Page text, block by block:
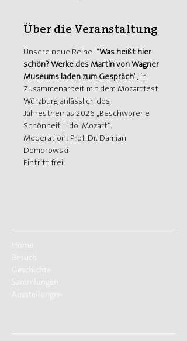
Über die Veranstaltung
Unsere neue Reihe: "Was heißt hier
schön? Werke des Martin von Wagner
Museums laden zum Gespräch", in
Zusammenarbeit mit dem Mozartfest
Würzburg anlässlich des
Jahresthemas 2026 „Beschworene
Schönheit | Idol Mozart“.
Moderation: Prof. Dr. Damian
Dombrowski
Eintritt frei.
Home
Besuch
Geschichte
Sammlungen
Ausstellungen